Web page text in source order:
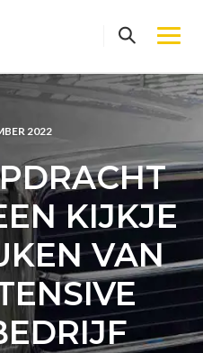
2022
KIJKJE
VAN